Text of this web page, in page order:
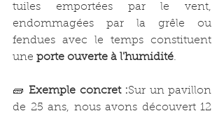
tuiles emportées par le vent,
endommagées par la grêle ou
fendues avec le temps constituent
une porte ouverte à l'humidité.
🧱 Exemple concret :Sur un pavillon
de 25 ans, nous avons découvert 12